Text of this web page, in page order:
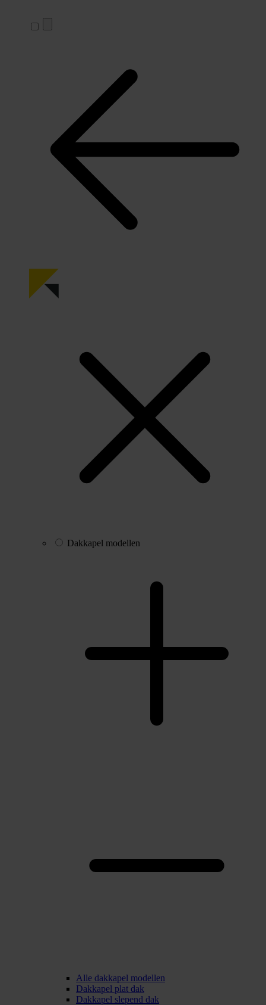
Dakkapel modellen
Alle dakkapel modellen
Dakkapel plat dak
Dakkapel slepend dak